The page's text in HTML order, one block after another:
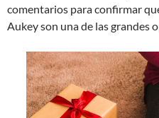
comentarios para confirmar
Aukey son una de las grandes